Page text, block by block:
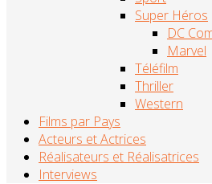
Super Héros
DC
Marvel
Téléfilm
Thriller
Western
Films par Pays
Acteurs et Actrices
Réalisateurs et Réalisatrices
Interviews